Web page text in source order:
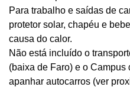
Para trabalho e saídas de
protetor solar, chapéu e
causa do calor.
Não está incluído o
(baixa de Faro) e o
apanhar autocarros (ver